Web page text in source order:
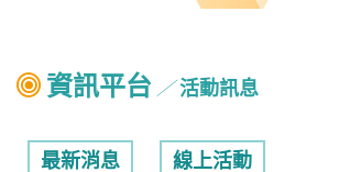
資訊平台 ╱ 活動訊息
最新消息 線上活動